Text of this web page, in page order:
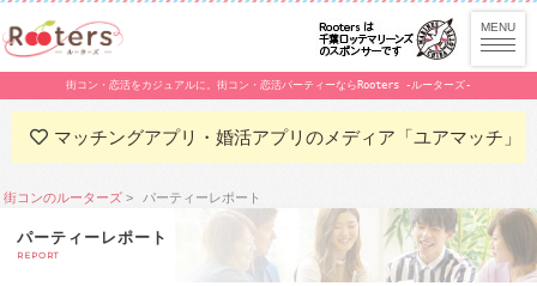
街コン・恋活をカジュアルに。街コン・恋活パーティーならRooters -ルーターズ-
マッチングアプリ・婚活アプリのメディア「ユアマッチ」
街コンのルーターズ パーティーレポート
パーティーレポート
REPORT